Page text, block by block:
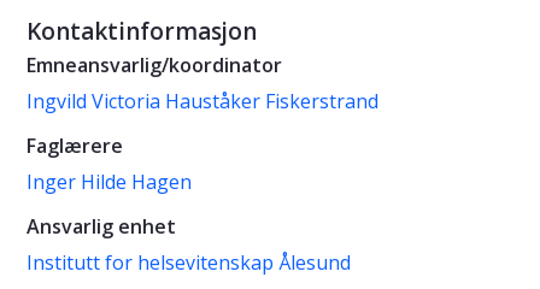
Kontaktinformasjon
Emneansvarlig/koordinator
Ingvild Victoria Hauståker Fiskerstrand
Faglærere
Inger Hilde Hagen
Ansvarlig enhet
Institutt for helsevitenskap Ålesund